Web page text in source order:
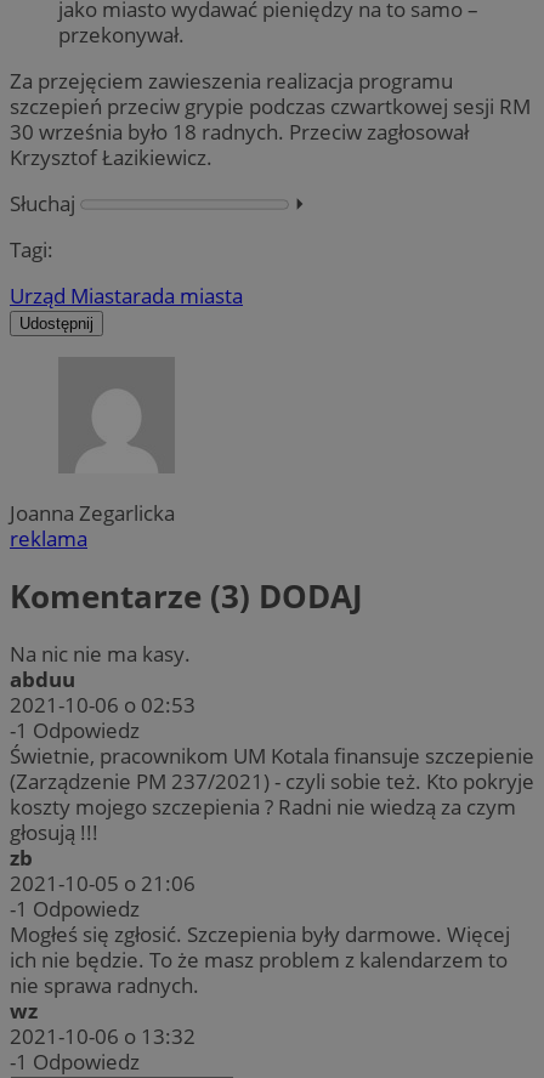
jako miasto wydawać pieniędzy na to samo –
przekonywał.
Za przejęciem zawieszenia realizacja programu
szczepień przeciw grypie podczas czwartkowej sesji RM
30 września było 18 radnych. Przeciw zagłosował
Krzysztof Łazikiewicz.
Słuchaj
⏵︎
Tagi:
Urząd Miastarada miasta
Udostępnij
Joanna Zegarlicka
reklama
Komentarze (3) DODAJ
Na nic nie ma kasy.
abduu
2021-10-06 o 02:53
-1 Odpowiedz
Świetnie, pracownikom UM Kotala finansuje szczepienie
(Zarządzenie PM 237/2021) - czyli sobie też. Kto pokryje
koszty mojego szczepienia ? Radni nie wiedzą za czym
głosują !!!
zb
2021-10-05 o 21:06
-1 Odpowiedz
Mogłeś się zgłosić. Szczepienia były darmowe. Więcej
ich nie będzie. To że masz problem z kalendarzem to
nie sprawa radnych.
wz
2021-10-06 o 13:32
-1 Odpowiedz